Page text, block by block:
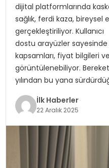
SPOR
TEKNOLOJI
YAŞAM
dijital platformlarında
sağlık, ferdi kaza, bireysel
gerçekleştiriliyor. Kullanıcı
dostu arayüzler
kapsamları, fiyat bilgileri
görüntülenebiliyor.
yılından bu yana
İlk Haberler
22 Aralık 2025